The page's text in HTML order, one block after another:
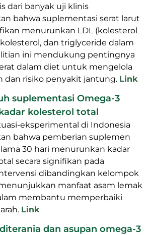
dari banyak uji klinis
bahwa suplementasi serat larut
menurunkan LDL (kolesterol
dan triglyceride dalam
ini mendukung pentingnya
dalam diet untuk mengelola
dan risiko penyakit jantung. Link
suplementasi Omega-3
kolesterol total
eksperimental di Indonesia
bahwa pemberian suplemen
30 hari menurunkan kadar
secara signifikan pada
dibandingkan kelompok
manfaat asam lemak
membantu memperbaiki
Link
dan asupan omega-3